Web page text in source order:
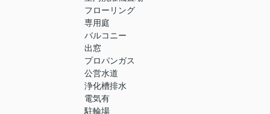
フローリング
専用庭
バルコニー
出窓
プロパンガス
公営水道
浄化槽排水
電気有
駐輪場